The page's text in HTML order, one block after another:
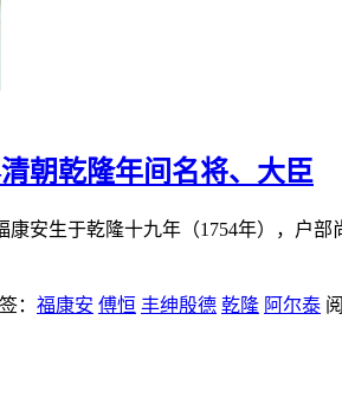
朝乾隆年间名将、大臣
康安生于乾隆十九年（1754年），户
： 福康安 傅恒 丰绅殷德 乾隆 阿尔泰